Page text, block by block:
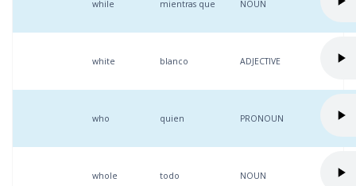
while mientras que NOUN
white blanco ADJECTIVE
who quien PRONOUN
whole todo NOUN